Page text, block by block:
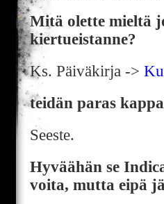
Mitä olette mieltä
kiertueistanne?
Ks. Päiväkirja ->
teidän paras
Seeste.
Hyväähän se
voita, mutta eipä